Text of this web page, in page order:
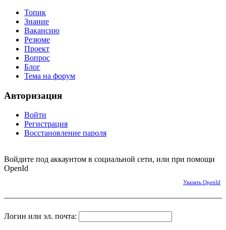
Топик
Знание
Вакансию
Резюме
Проект
Вопрос
Блог
Тема на форум
Авторизация
Войти
Регистрация
Восстановление пароля
Войдите под аккаунтом в социальной сети, или при помощи
OpenId
Указать OpenId
Логин или эл. почта: